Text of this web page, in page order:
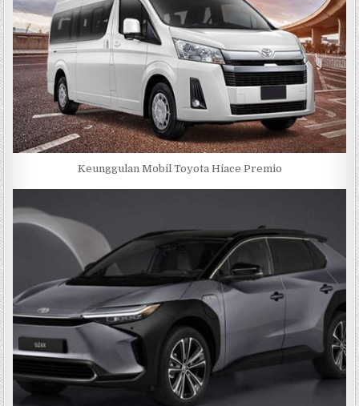
Keunggulan Mobil Toyota Hiace Premio